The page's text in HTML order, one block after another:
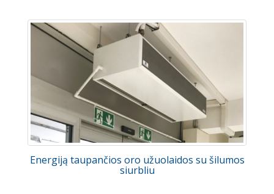
Energiją taupančios oro užuolaidos su šilumos
siurbliu